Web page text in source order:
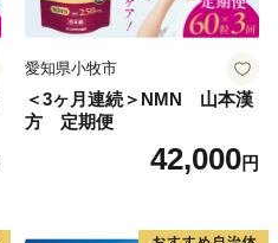
愛知県小牧市
＜3ヶ月連続＞NMN 山本漢
方 定期便
42,000円